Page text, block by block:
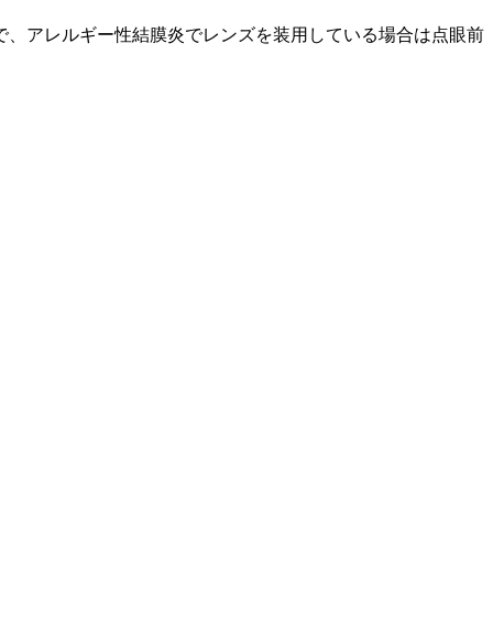
アレルギー性結膜炎でレンズを装用している場合は点眼前